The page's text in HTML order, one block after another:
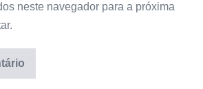
neste navegador para a próxima